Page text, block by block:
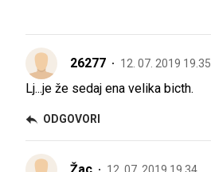
26277 12. 07. 2019 19.35
Lj...je že sedaj ena velika bicth.
ODGOVORI